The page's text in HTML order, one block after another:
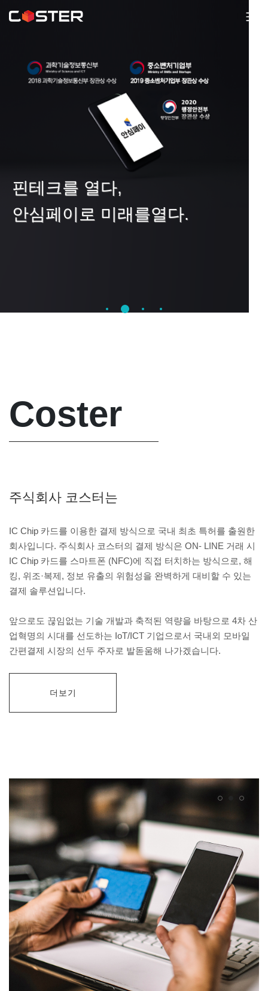
핀테크를 열다,
안심페이로 미래를열다.
Coster
주식회사 코스터는
IC Chip 카드를 이용한 결제 방식으로 국내 최초 특허를 출원한
회사입니다. 주식회사 코스터의 결제 방식은 ON- LINE 거래 시
IC Chip 카드를 스마트폰 (NFC)에 직접 터치하는 방식으로, 해
킹, 위조·복제, 정보 유출의 위험성을 완벽하게 대비할 수 있는
결제 솔루션입니다.
앞으로도 끊임없는 기술 개발과 축적된 역량을 바탕으로 4차 산
업혁명의 시대를 선도하는 IoT/ICT 기업으로서 국내외 모바일
간편결제 시장의 선두 주자로 발돋움해 나가겠습니다.
더보기